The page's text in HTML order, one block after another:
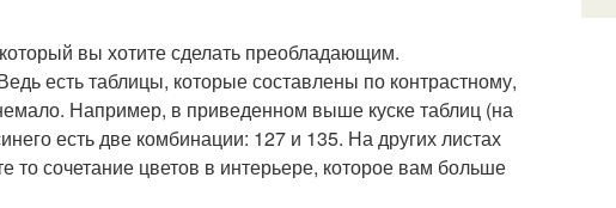
вы хотите сделать преобладающим.
есть таблицы, которые составлены по контрастному,
Например, в приведенном выше куске таблиц (на
есть две комбинации: 127 и 135. На других листах
сочетание цветов в интерьере, которое вам больше